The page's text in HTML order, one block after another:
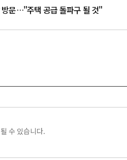
방문…"주택 공급 돌파구 될 것"